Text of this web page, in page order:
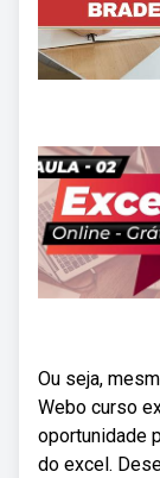
Ou seja,
Webo curso
oportunidade
do excel.